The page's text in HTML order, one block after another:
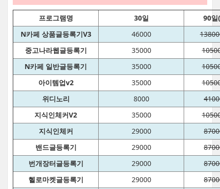
프로그램명 30일
90일
N카페 상품글등록기V3
46000
중고나라웹글등록기
35000
N카페 일반글등록기
35000
아이템업v2
35000
위디노리
8000
지식인체커V2
35000
지식인체커
29000
밴드글등록기
29000
번개장터글등록기
29000
헬로마켓글등록기
29000